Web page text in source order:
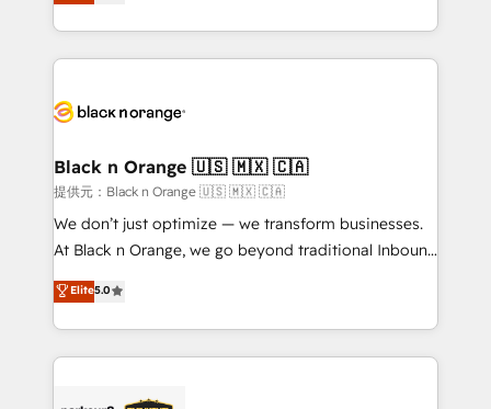
detailed financial rationale with a focus on ROI and
embark on a transformational journey that sets your
business up for long-term success. Unlock your
business. If not now, when?
réussite des entreprises passe par l’innovation web,
le marketing digital, et la relation client ! C'est
pourquoi, nos experts sont à la fois capables de
référencement, votre stratégie digitale et le pilotage
projet HubSpot avec DIGITALISIM : 🧽 Nettoyage,
migration et intégration des bases de données. 🚀
Développement des interfaces avec vos logiciels
métiers ⚙️ Configuration de la plateforme HubSpot
Book Process & Guidelines utilisateurs 🎓
Formations des utilisateurs
Black n Orange 🇺🇸 🇲🇽 🇨🇦
提供元：Black n Orange 🇺🇸 🇲🇽 🇨🇦
We don’t just optimize — we transform businesses.
At Black n Orange, we go beyond traditional Inbound
Marketing with our exclusive methodologies:
BOOMS and BOOST. Together, they form a powerful
combination that has driven success for over 800
businesses worldwide. As Elite HubSpot Partners, we
Elite5.0